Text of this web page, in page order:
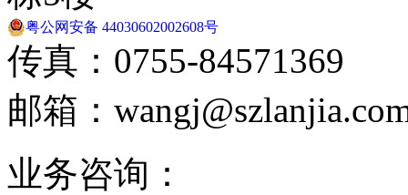
粤公网安备 44030602002608号
传真：0755-84571369
邮箱：
业务咨询：